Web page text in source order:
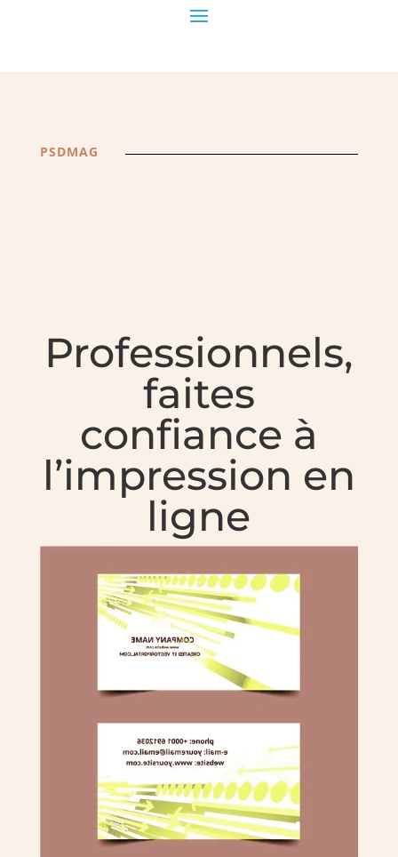
PSDMAG
Professionnels,
faites
confiance à
l’impression en
ligne